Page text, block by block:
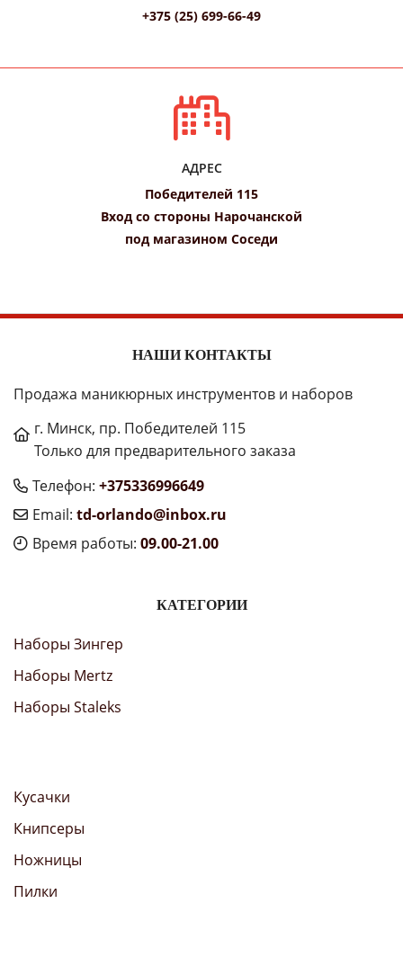
+375 (25) 699-66-49
АДРЕС
Победителей 115
Вход со стороны Нарочанской
под магазином Соседи
НАШИ КОНТАКТЫ
Продажа маникюрных инструментов и наборов
г. Минск, пр. Победителей 115
Только для предварительного заказа
Телефон: +375336996649
Email: td-orlando@inbox.ru
Время работы: 09.00-21.00
КАТЕГОРИИ
Наборы Зингер
Наборы Mertz
Наборы Staleks
Кусачки
Книпсеры
Ножницы
Пилки